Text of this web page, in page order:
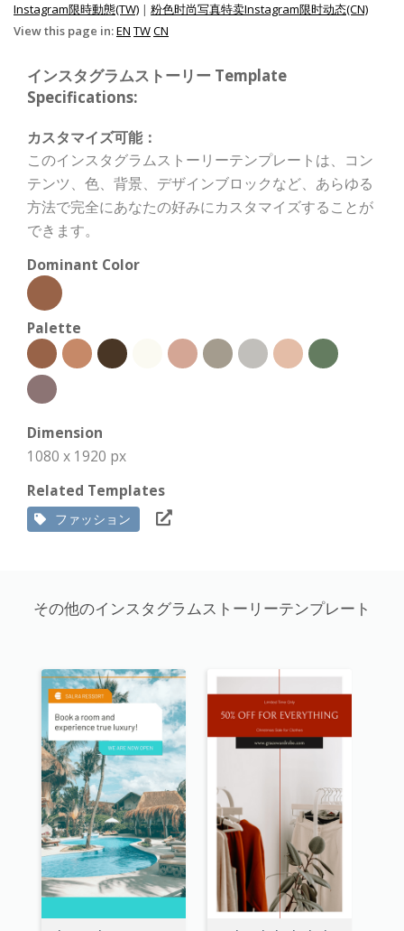
Instagram限時動態(TW) | 粉色时尚写真特卖Instagram限时动态(CN)
View this page in:EN TWCN
インスタグラムストーリー Template
Specifications:
カスタマイズ可能：
このインスタグラムストーリーテンプレートは、コン
テンツ、色、背景、デザインブロックなど、あらゆる
方法で完全にあなたの好みにカスタマイズすることが
できます。
Dominant Color
Palette
Dimension
1080 x 1920 px
Related Templates
ファッション
その他のインスタグラムストーリーテンプレート